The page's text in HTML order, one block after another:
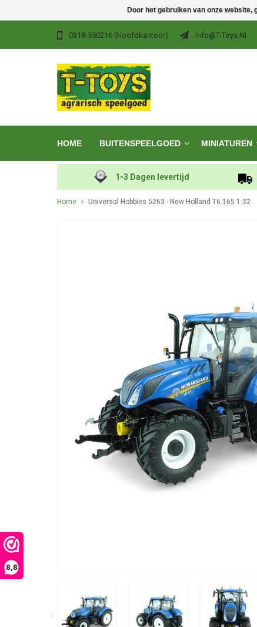
8,8
0318-550216 (hoofdkantoor) Info@t-Toys.nl
HOME BUITENSPEELGOED MINIATUREN
1-3 Dagen levertijd
Home Universal Hobbies 5263 - New Holland T6.165 1:32
Door het gebruiken van onze